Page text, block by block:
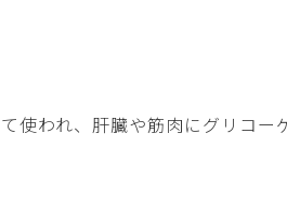
使われ、肝臓や筋肉にグリコー